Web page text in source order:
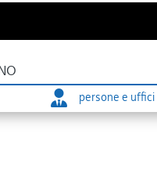
persone e uffici